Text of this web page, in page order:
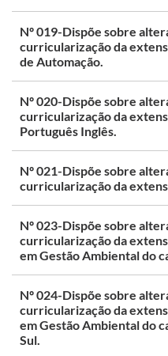
Nº 019-Dispõe sobre
curricularização da
de Automação.
Nº 020-Dispõe sobre
curricularização da
Português Inglês.
Nº 021-Dispõe sobre
curricularização da
Nº 023-Dispõe sobre
curricularização da
em Gestão Ambiental do
Nº 024-Dispõe sobre
curricularização da
em Gestão Ambiental do
Sul.